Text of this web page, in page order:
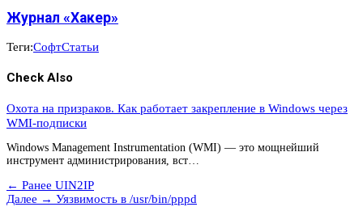
Журнал «Хакер»
Теги:СофтСтатьи
Check Also
Охота на призраков. Как работает закрепление в Windows через
WMI-подписки
Windows Management Instrumentation (WMI) — это мощнейший
инструмент администрирования, вст…
← Ранее UIN2IP
Далее → Уязвимость в /usr/bin/pppd